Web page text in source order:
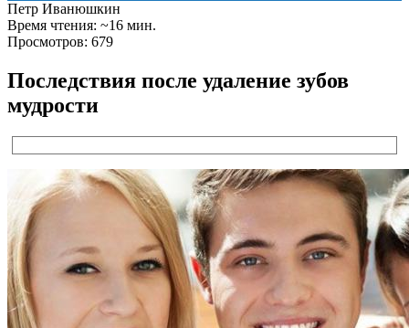
Петр Иванюшкин
Время чтения: ~16 мин.
Просмотров: 679
Последствия после удаление зубов
мудрости